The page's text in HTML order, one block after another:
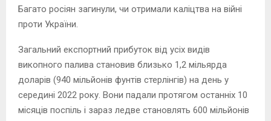
Багато росіян загинули, чи отримали каліцтва на війні
проти України.
Загальний експортний прибуток від усіх видів
викопного палива становив близько 1,2 мільярда
доларів (940 мільйонів фунтів стерлінгів) на день у
середині 2022 року. Вони падали протягом останніх 10
місяців поспіль і зараз ледве становлять 600 мільйонів